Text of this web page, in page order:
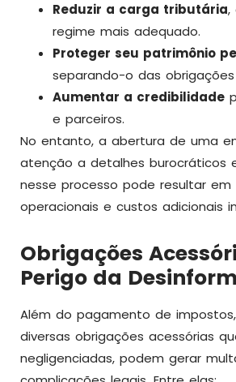
Reduzir a carga tributária,
regime mais adequado.
Proteger seu patrimônio
separando-o das
Aumentar a credibilidade
e parceiros.
No entanto, a abertura de uma
atenção a detalhes burocráticos
nesse processo pode resultar
operacionais e custos adicionais
Obrigações
Perigo da
Além do pagamento de
diversas obrigações acessórias
negligenciadas, podem gerar